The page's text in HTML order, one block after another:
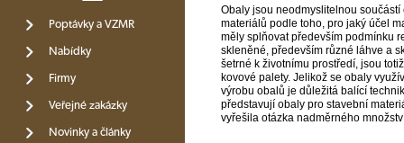
Poptávky a VZMR
Nabídky
Firmy
Veřejné zakázky
Novinky a články
Obaly jsou neodmyslitelnou
materiálů podle toho, pro jaký účel
měly splňovat především podmínku
skleněné, především různé láhve a
šetrné k životnímu prostředí, jsou
kovové palety. Jelikož se obaly
výrobu obalů je důležitá balící
představují obaly pro stavební
vyřešila otázka nadměrného